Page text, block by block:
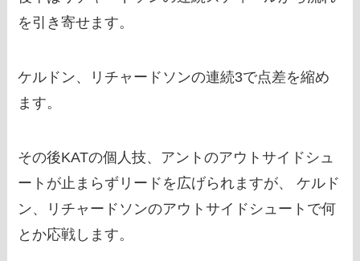
を引き寄せます。
ケルドン、リチャードソンの連続3で点差を縮め
ます。
その後KATの個人技、アントのアウトサイドシュ
ートが止まらずリードを広げられますが、 ケルド
ン、リチャードソンのアウトサイドシュートで何
とか応戦します。